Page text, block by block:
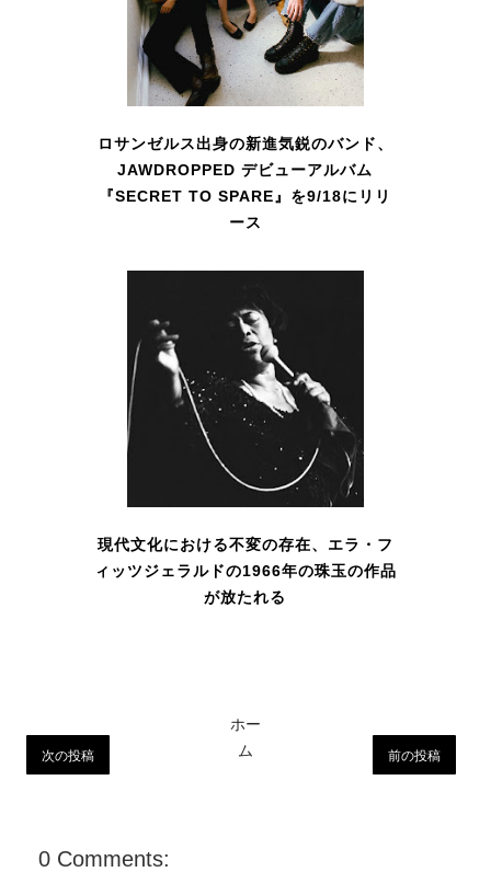
ロサンゼルス出身の新進気鋭のバンド、
JAWDROPPED デビューアルバム
『SECRET TO SPARE』を9/18にリリ
ース
現代文化における不変の存在、エラ・フ
ィッツジェラルドの1966年の珠玉の作品
が放たれる
次の投稿 前の投稿
ホー
ム
0 Comments: